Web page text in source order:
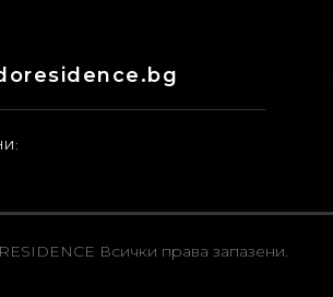
Всички права запазени.